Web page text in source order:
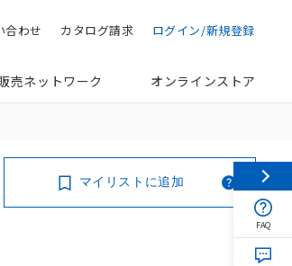
ログイン/新規登録
カタログ請求
合わせ
売ネットワーク オンラインストア
マイリストに追加
FAQ